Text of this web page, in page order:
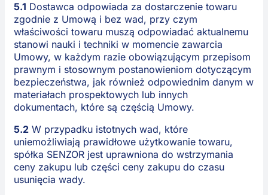
5.1 Dostawca odpowiada za dostarczenie towaru
zgodnie z Umową i bez wad, przy czym
właściwości towaru muszą odpowiadać aktualnemu
stanowi nauki i techniki w momencie zawarcia
Umowy, w każdym razie obowiązującym przepisom
prawnym i stosownym postanowieniom dotyczącym
bezpieczeństwa, jak również odpowiednim danym w
materiałach prospektowych lub innych
dokumentach, które są częścią Umowy.
5.2W przypadku istotnych wad, które
uniemożliwiają prawidłowe użytkowanie towaru,
spółka SENZOR jest uprawniona do wstrzymania
ceny zakupu lub części ceny zakupu do czasu
usunięcia wady.